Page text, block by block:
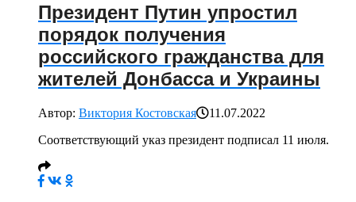
Президент Путин упростил
порядок получения
российского гражданства для
жителей Донбасса и Украины
Автор: Виктория Костовская
11.07.2022
Соответствующий указ президент подписал 11 июля.